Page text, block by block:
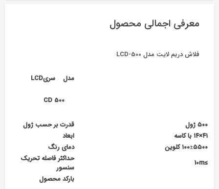
معرفی اجمالی محصول
فلاش دریم لایت مدل LCD-500
مدل سریLCD
CD 500
۵۰۰ژول
قدرت بر حسب ژول
۴۱×۱۴ با کاسه
ابعاد
۱۰۰±۵۵۰۰ کلوین
دمای رنگ
≥10m
حداکثر فاصله تحریک
سنسور
بارکد محصول